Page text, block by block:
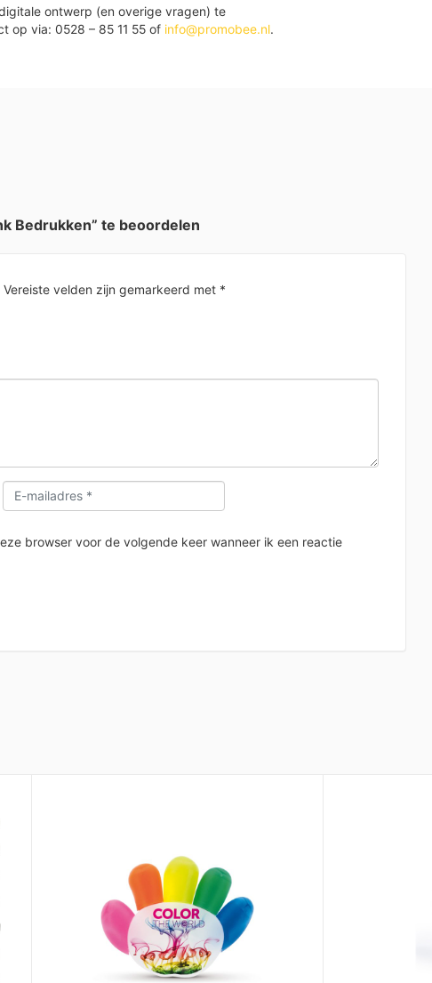
ontwerp (en overige vragen) te
op via: 0528 – 85 11 55 of info@promobee.nl.
Bedrukken” te beoordelen
Vereiste velden zijn gemarkeerd met *
browser voor de volgende keer wanneer ik een reactie